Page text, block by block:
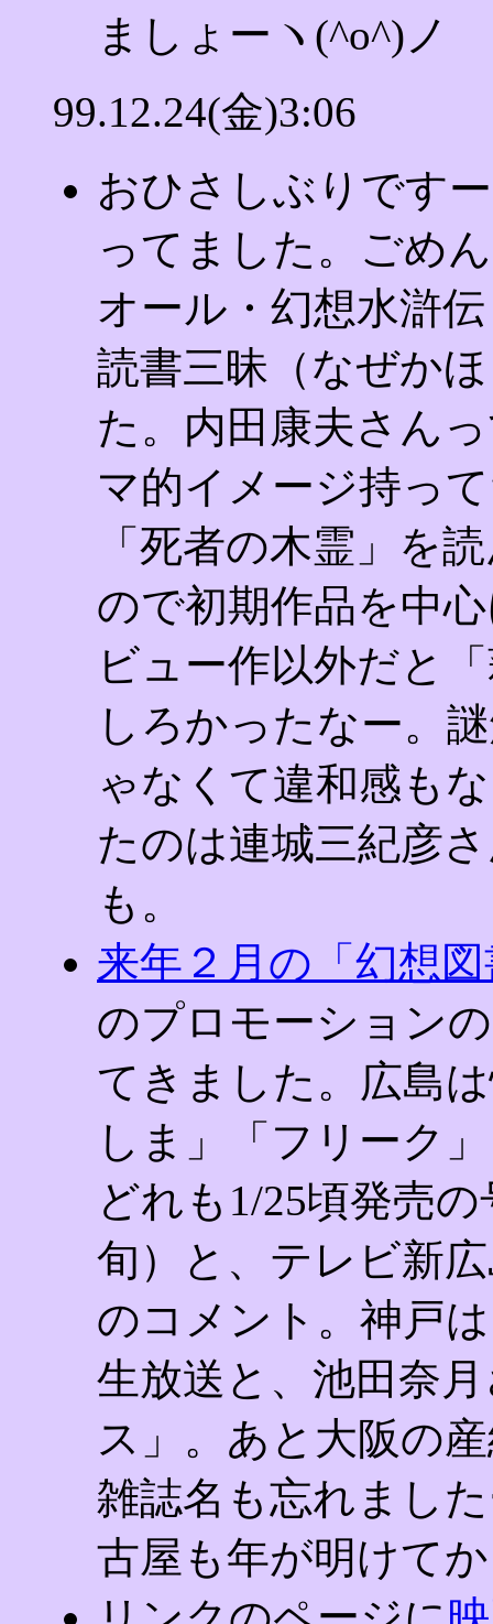
ましょーヽ(^o^)ノ
99.12.24(金)3:06
おひさしぶりです
ってました。ごめ
オール・幻想水滸
読書三昧（なぜか
た。内田康夫さん
マ的イメージ持っ
「死者の木霊」を
ので初期作品を中
ビュー作以外だと
しろかったなー。
ゃなくて違和感も
たのは連城三紀彦
も。
来年２月の「幻想
のプロモーション
てきました。広島
しま」「フリーク
どれも1/25頃発売
旬）と、テレビ新
のコメント。神戸
生放送と、池田奈
ス」。あと大阪の
雑誌名も忘れまし
古屋も年が明けて